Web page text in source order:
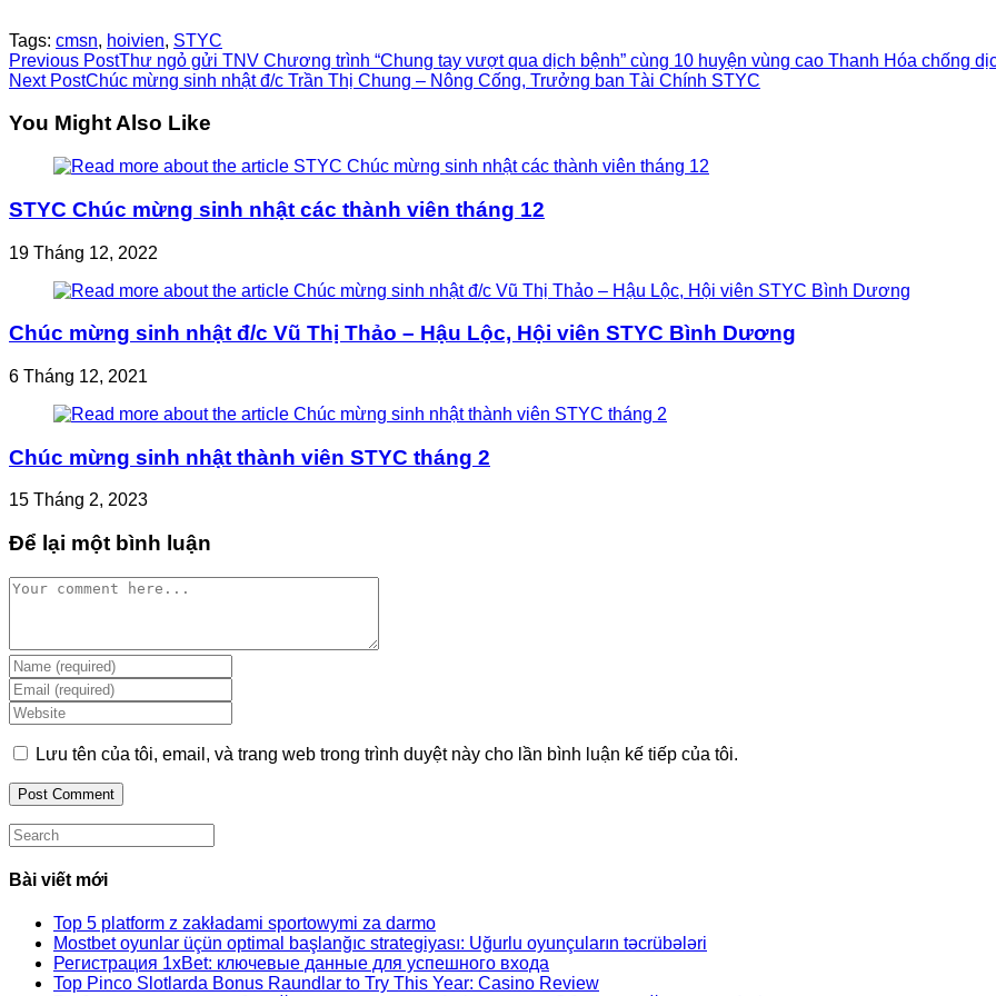
Tags: cmsn, hoivien, STYC
Read
more
articles
Previous PostThư ngỏ gửi TNV Chương trình “Chung tay vượt qua dịch bệnh” cùng 10 huyện vùng cao Thanh Hóa chống
Next PostChúc mừng sinh nhật đ/c Trần Thị Chung – Nông Cống, Trưởng ban Tài Chính STYC
You Might Also Like
STYC Chúc mừng sinh nhật các thành viên tháng 12
19 Tháng 12, 2022
Chúc mừng sinh nhật đ/c Vũ Thị Thảo – Hậu Lộc, Hội viên STYC Bình Dương
6 Tháng 12, 2021
Chúc mừng sinh nhật thành viên STYC tháng 2
15 Tháng 2, 2023
Để lại một bình luận
Comment
Enter
your
name
or
username
to
comment
Enter
your
email
address
to
comment
Enter
your
website
(optional)
Lưu tên của tôi, email, và trang web trong trình duyệt này cho lần bình luận kế tiếp của tôi.
Search
this
website
Bài viết mới
Top 5 platform z zakładami sportowymi za darmo
Mostbet oyunlar üçün optimal başlanğıc strategiyası: Uğurlu oyunçuların təcrübələri
Регистрация 1xBet: ключевые данные для успешного входа
Top Pinco Slotlarda Bonus Raundlar to Try This Year: Casino Review